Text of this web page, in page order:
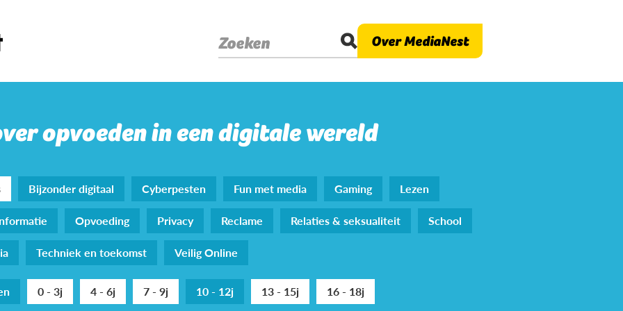
Zoeken Over MediaNest
opvoeden in een digitale wereld
Bijzonder digitaal Cyberpesten Fun met media Gaming
Lezen
Opvoeding Privacy Reclame Relaties & seksualiteit
School
Techniek en toekomst Veilig Online
0 - 3j 4 - 6j 7 - 9j 10 - 12j 13 - 15j 16 - 18j